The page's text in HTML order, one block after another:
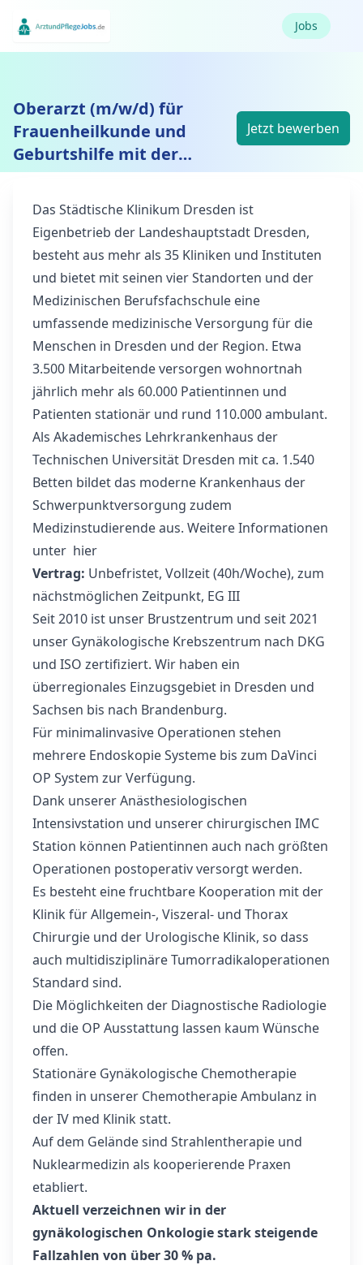
Jobs
Oberarzt (m/w/d) für
Frauenheilkunde und
Geburtshilfe mit der
Zusatzbezeichnung
„Spezielle Gynäkologische
Onkologie“
Jetzt bewerben
Das Städtische Klinikum Dresden ist
Eigenbetrieb der Landeshauptstadt Dresden,
besteht aus mehr als 35 Kliniken und Instituten
und bietet mit seinen vier Standorten und der
Medizinischen Berufsfachschule eine
umfassende medizinische Versorgung für die
Menschen in Dresden und der Region. Etwa
3.500 Mitarbeitende versorgen wohnortnah
jährlich mehr als 60.000 Patientinnen und
Patienten stationär und rund 110.000 ambulant.
Als Akademisches Lehrkrankenhaus der
Technischen Universität Dresden mit ca. 1.540
Betten bildet das moderne Krankenhaus der
Schwerpunktversorgung zudem
Medizinstudierende aus. Weitere Informationen
unter hier
Vertrag: Unbefristet, Vollzeit (40h/Woche), zum
nächstmöglichen Zeitpunkt, EG III
Seit 2010 ist unser Brustzentrum und seit 2021
unser Gynäkologische Krebszentrum nach DKG
und ISO zertifiziert. Wir haben ein
überregionales Einzugsgebiet in Dresden und
Sachsen bis nach Brandenburg.
Für minimalinvasive Operationen stehen
mehrere Endoskopie Systeme bis zum DaVinci
OP System zur Verfügung.
Dank unserer Anästhesiologischen
Intensivstation und unserer chirurgischen IMC
Station können Patientinnen auch nach größten
Operationen postoperativ versorgt werden.
Es besteht eine fruchtbare Kooperation mit der
Klinik für Allgemein-, Viszeral- und Thorax
Chirurgie und der Urologische Klinik, so dass
auch multidisziplinäre Tumorradikaloperationen
Standard sind.
Die Möglichkeiten der Diagnostische Radiologie
und die OP Ausstattung lassen kaum Wünsche
offen.
Stationäre Gynäkologische Chemotherapie
finden in unserer Chemotherapie Ambulanz in
der IV med Klinik statt.
Auf dem Gelände sind Strahlentherapie und
Nuklearmedizin als kooperierende Praxen
etabliert.
Aktuell verzeichnen wir in der
gynäkologischen Onkologie stark steigende
Fallzahlen von über 30 % pa.